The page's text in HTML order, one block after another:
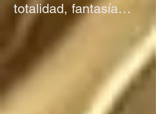
totalidad, fantasía
O tal vez no es
fantasía
Existió (o existe) una
realidad donde este
escrito no fue (o no